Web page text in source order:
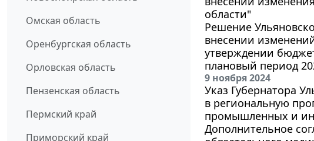
Омская область
Оренбургская область
Орловская область
Пензенская область
Пермский край
Приморский край
области"
Решение
внесении
утверждении
плановый период
9 ноября 2024
Указ Губернатора
в региональную
промышленных и
Дополнительное